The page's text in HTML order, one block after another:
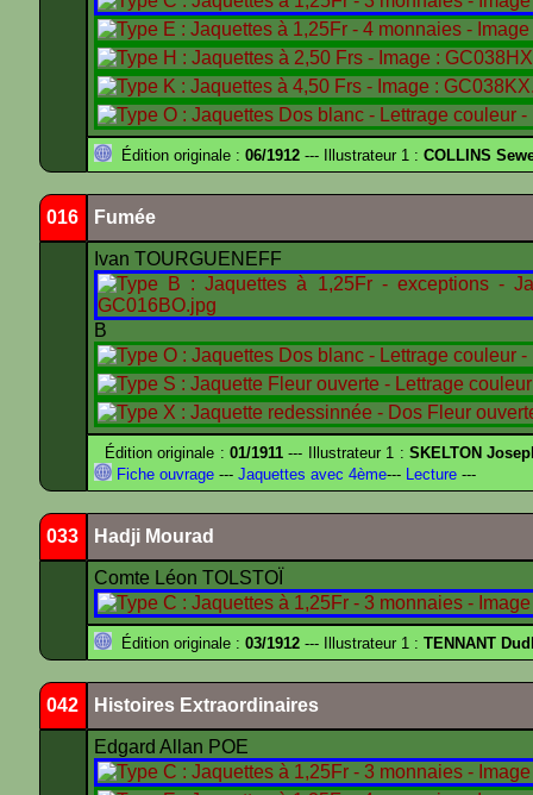
Édition originale : 06/1912 --- Illustrateur 1 : COLLINS
016 Fumée
Ivan TOURGUENEFF
B
Édition originale : 01/1911 --- Illustrateur 1 : SKELTON
Fiche ouvrage --- Jaquettes avec 4ème--- Lecture ---
033 Hadji Mourad
Comte Léon TOLSTOÏ
Édition originale : 03/1912 --- Illustrateur 1 : TENNANT
042 Histoires Extraordinaires
Edgard Allan POE